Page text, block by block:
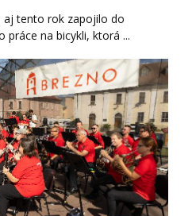
aj tento rok zapojilo do
práce na bicykli, ktorá ...